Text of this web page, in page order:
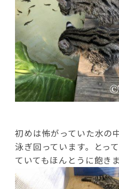
初めは怖がっていた水の
泳ぎ回っています。とっ
ていてもほんとうに飽きま